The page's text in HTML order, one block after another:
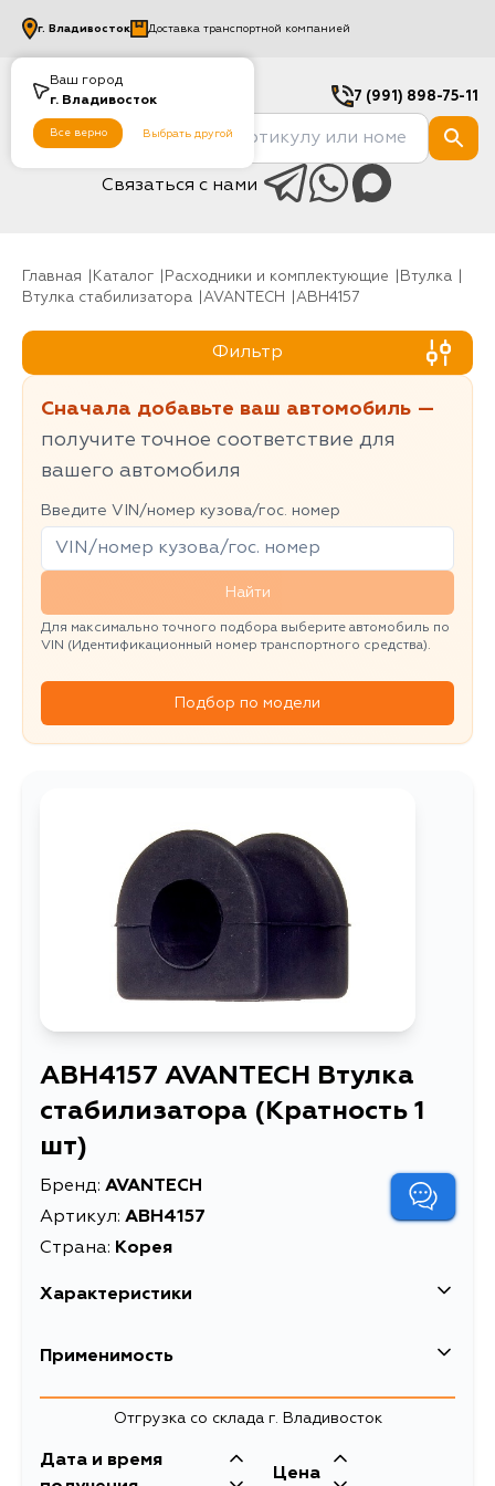
Ваш город
г. Владивосток
Все верно Выбрать другой
г. Владивосток Доставка транспортной компанией
7 (991) 898-75-11
Связаться с нами
Главная Каталог Расходники и комплектующие
Втулка
Втулка стабилизатора
AVANTECH ABH4157
Фильтр
Сначала добавьте ваш автомобиль —
получите точное соответствие для
вашего автомобиля
Введите VIN/номер кузова/гос. номер
Найти
Для максимально точного подбора выберите автомобиль по
VIN (Идентификационный номер транспортного средства).
Подбор по модели
ABH4157 AVANTECH Втулка
стабилизатора (Кратность 1
шт)
Бренд: AVANTECH
Артикул: ABH4157
Страна: Корея
Характеристики
EAN-13
Длина упаковки, мм
Масса, кг 0.046
Применимость
Toyota
Кузов Двигатель
Отгрузка со склада г. Владивосток
Дата и время
Цена